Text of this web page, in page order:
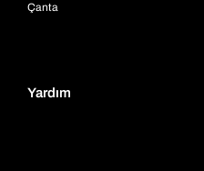
Çanta
Yardım